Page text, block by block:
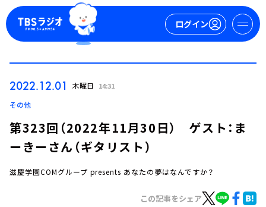
ログイン
2022.12.01 木曜日 14:31
その他
第323回（2022年11月30日） ゲスト：ま
ーきーさん（ギタリスト）
滋慶学園COMグループ presents あなたの夢はなんですか？
この記事をシェア